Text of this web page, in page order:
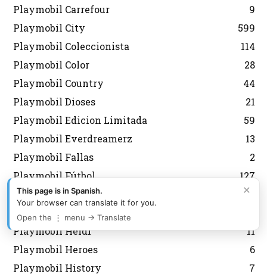
Playmobil Carrefour
9
Playmobil City
599
Playmobil Coleccionista
114
Playmobil Color
28
Playmobil Country
44
Playmobil Dioses
21
Playmobil Edicion Limitada
59
Playmobil Everdreamerz
13
Playmobil Fallas
2
Playmobil Fútbol
127
Playmobil Grecia Lyra
301
Playmobil Griegos
Playmobil Heidi
11
Playmobil Heroes
6
Playmobil History
7
×
This page is in Spanish.
Your browser can translate it for you.
Open the ⋮ menu → Translate